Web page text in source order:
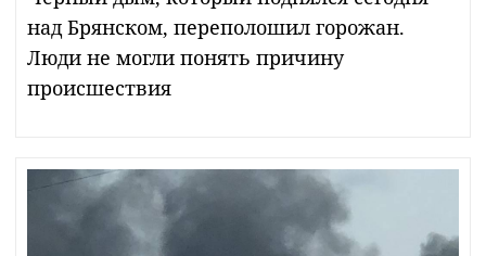
над Брянском, переполошил горожан.
Люди не могли понять причину
происшествия